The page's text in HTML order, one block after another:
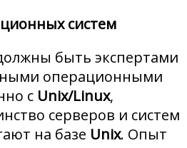
систем
быть экспертами
операционными
с Unix/Linux,
серверов и систем
на базе Unix. Опыт